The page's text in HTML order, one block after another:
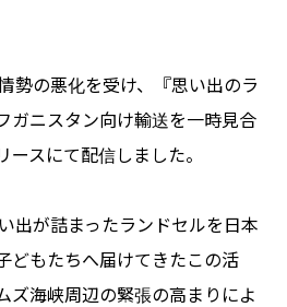
勢の悪化を受け、『思い出のラ
ガニスタン向け輸送を一時見合
スにて配信しました。
出が詰まったランドセルを日本
どもたちへ届けてきたこの活
ズ海峡周辺の緊張の高まりによ